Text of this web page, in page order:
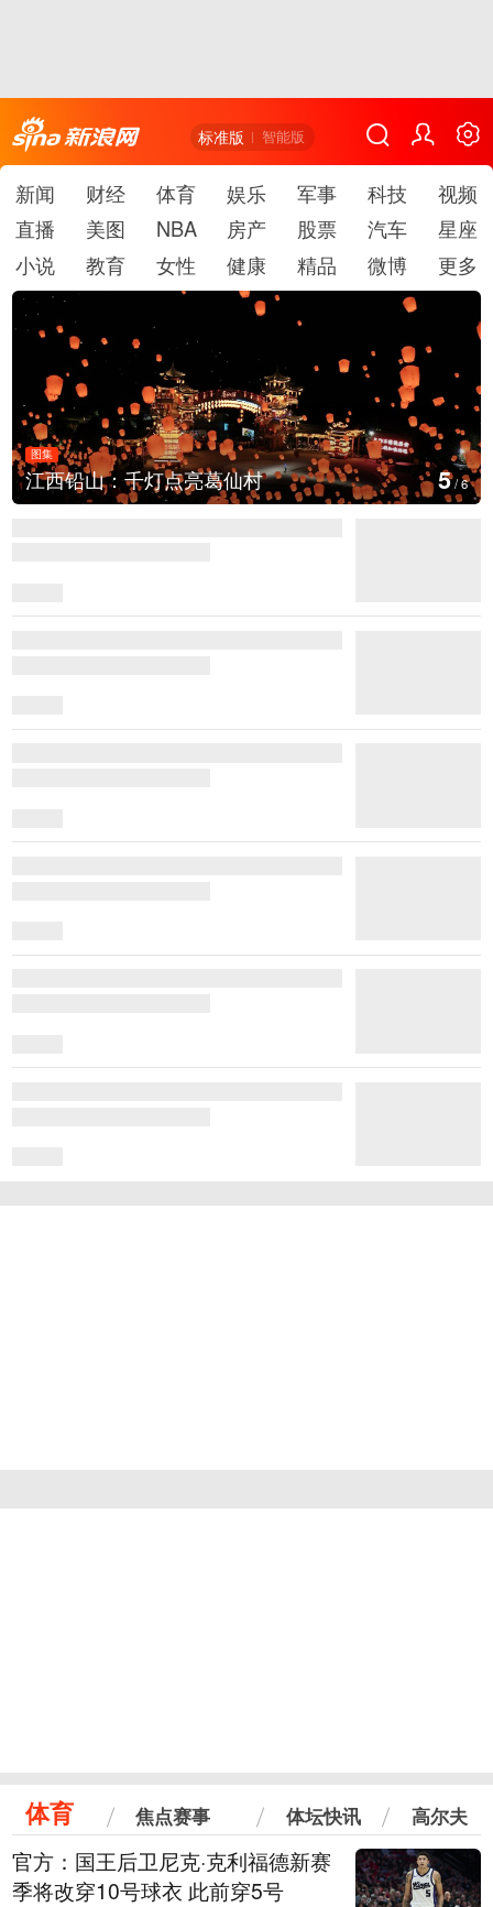
标准版 智能版
新闻 财经 体育 娱乐 军事 科技
视频
直播
美图 NBA 房产 股票 汽车
星座
小说
教育 女性 健康 精品 微博 更多
图集
江西铅山：千灯点亮葛仙村 5/6
体育 焦点赛事 体坛快讯 高尔夫
官方：国王后卫尼克·克利福德新赛
季将改穿10号球衣 此前穿5号